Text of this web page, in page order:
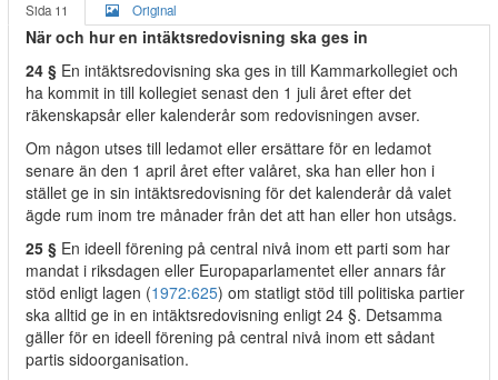
Sida 11 Original
När och hur en intäktsredovisning ska ges in
24 § En intäktsredovisning ska ges in till Kammarkollegiet och
ha kommit in till kollegiet senast den 1 juli året efter det
räkenskapsår eller kalenderår som redovisningen avser.
Om någon utses till ledamot eller ersättare för en ledamot
senare än den 1 april året efter valåret, ska han eller hon i
stället ge in sin intäktsredovisning för det kalenderår då valet
ägde rum inom tre månader från det att han eller hon utsågs.
25 § En ideell förening på central nivå inom ett parti som har
mandat i riksdagen eller Europaparlamentet eller annars får
stöd enligt lagen (1972:625) om statligt stöd till politiska partier
ska alltid ge in en intäktsredovisning enligt 24 §. Detsamma
gäller för en ideell förening på central nivå inom ett sådant
partis sidoorganisation.